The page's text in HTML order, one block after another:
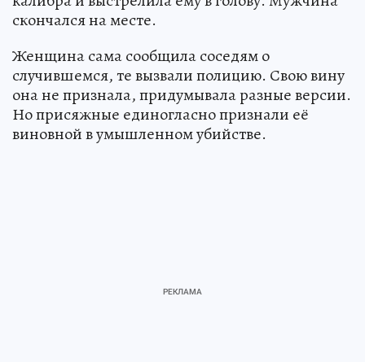
скончался на месте.
Женщина сама сообщила соседям о
случившемся, те вызвали полицию. Свою вину
она не признала, придумывала разные версии.
Но присяжные единогласно признали её
виновной в умышленном убийстве.